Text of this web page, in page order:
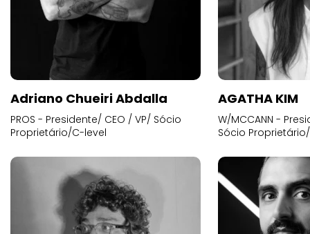
Adriano Chueiri Abdalla
PROS - Presidente/ CEO / VP/ Sócio
Proprietário/C-level
AGATHA KIM
W/MCCANN -
Sócio